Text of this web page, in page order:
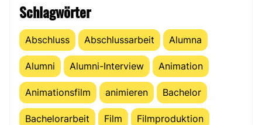
Schlagwörter
Abschluss Abschlussarbeit Alumna
Alumni Alumni-Interview Animation
Animationsfilm animieren Bachelor
Bachelorarbeit Film Filmproduktion